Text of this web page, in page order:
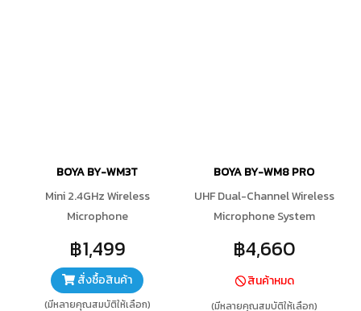
BOYA BY-WM3T
Mini 2.4GHz Wireless
Microphone
฿1,499
สั่งซื้อสินค้า
(มีหลายคุณสมบัติให้เลือก)
BOYA BY-WM8 PRO
UHF Dual-Channel Wireless
Microphone System
฿4,660
สินค้าหมด
(มีหลายคุณสมบัติให้เลือก)